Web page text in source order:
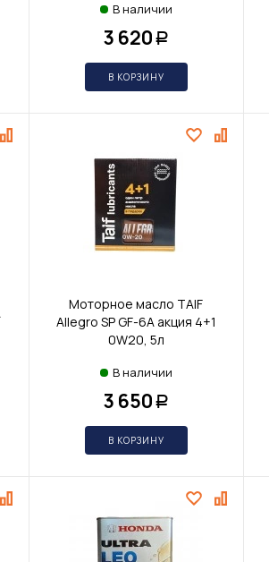
В наличии
3 620 Р
В КОРЗИНУ
Моторное масло TAIF
Allegro SP GF-6A акция 4+1
0W20, 5л
В наличии
3 650 Р
В КОРЗИНУ